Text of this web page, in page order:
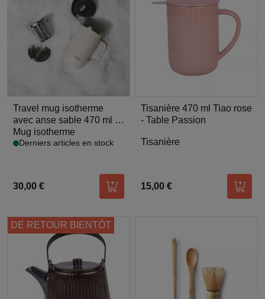
Travel mug isotherme
avec anse sable 470 ml -
Qwetch
Mug isotherme
Derniers articles en stock
30,00 € Ajouter au panier
Tisanière 470 ml Tiao rose
- Table Passion
Tisanière
15,00 €
DE RETOUR BIENTÔT